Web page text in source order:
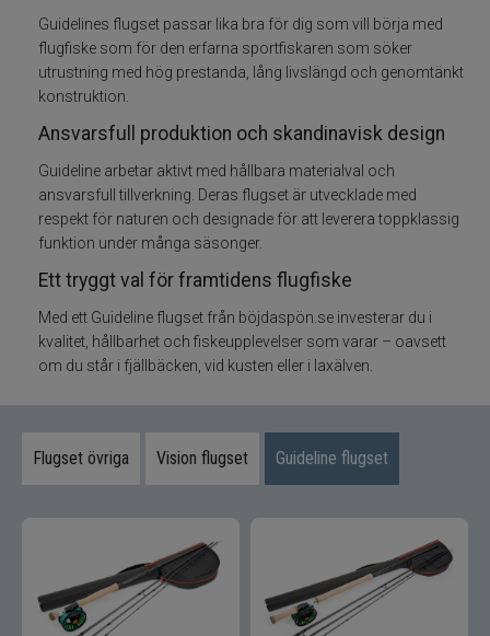
Flugfisketillbehör
Glasögon till fiske
Flytmedel till flugfiske
Vadarpaket
Vadare och vadarbyxor
Flugfiskevästar
Bagar till fiske
Guidelines flugset passar lika bra för dig som vill börja med
flugfiske som för den erfarna sportfiskaren som söker
utrustning med hög prestanda, lång livslängd och genomtänkt
konstruktion.
Ansvarsfull produktion och skandinavisk design
Guideline arbetar aktivt med hållbara materialval och
ansvarsfull tillverkning. Deras flugset är utvecklade med
respekt för naturen och designade för att leverera toppklassig
funktion under många säsonger.
Ett tryggt val för framtidens flugfiske
Med ett Guideline flugset från böjdaspön.se investerar du i
kvalitet, hållbarhet och fiskeupplevelser som varar – oavsett
om du står i fjällbäcken, vid kusten eller i laxälven.
Flugset övriga Vision flugset Guideline flugset